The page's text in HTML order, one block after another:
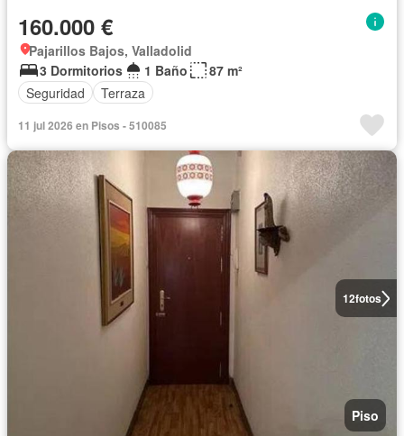
160.000 €
Pajarillos Bajos, Valladolid
3 Dormitorios
1 Baño
87 m²
Seguridad
Terraza
11 jul 2026 en Pisos - 510085
12fotos
Piso